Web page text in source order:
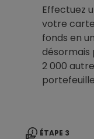
Effectuez
votre
fonds en
désormais
2 000
ÉTAPE 3